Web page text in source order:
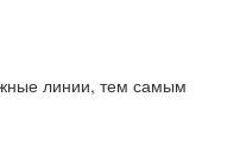
линии, тем самым